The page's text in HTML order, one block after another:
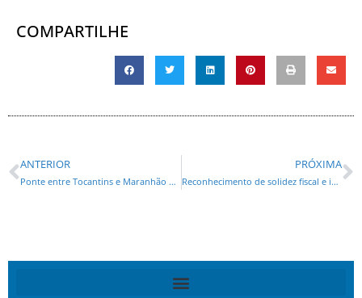
COMPARTILHE
ANTERIOR
Ponte entre Tocantins e Maranhão desaba; uma morte é confirmada
PRÓXIMA
Reconhecimento de solidez fiscal e investimento público recorde marcaram 2024